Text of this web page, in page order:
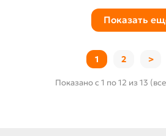
Показать
1 2 >
Показано с 1 по 12 из 13